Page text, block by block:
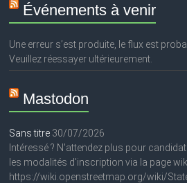
Événements à venir
Une erreur s’est produite, le flux est
Veuillez réessayer ultérieurement.
Mastodon
Sans titre 30/07/2026
Intéressé ? N'attendez plus pour
les modalités d'inscription via la page
https://wiki.openstreetmap.org/wiki/